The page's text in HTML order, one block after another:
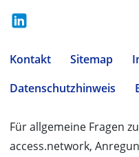
Kontakt Sitemap
Datenschutzhinweis
Für allgemeine Fragen
access.network,